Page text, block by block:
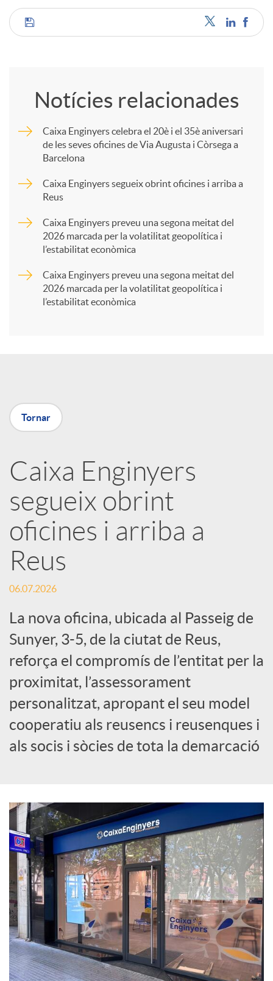
C
t
X
a
r
x
e
s
S
o
c
a
l
s
Notícies relacionades
Caixa Enginyers celebra el 20è i el 35è aniversari
de les seves oficines de Via Augusta i Còrsega a
Barcelona
Caixa Enginyers segueix obrint oficines i arriba a
Reus
Caixa Enginyers preveu una segona meitat del
2026 marcada per la volatilitat geopolítica i
l’estabilitat econòmica
Caixa Enginyers preveu una segona meitat del
2026 marcada per la volatilitat geopolítica i
l’estabilitat econòmica
Tornar
Caixa Enginyers
segueix obrint
oficines i arriba a
Reus
06.07.2026
La nova oficina, ubicada al Passeig de
Sunyer, 3-5, de la ciutat de Reus,
reforça el compromís de l’entitat per la
proximitat, l’assessorament
personalitzat, apropant el seu model
cooperatiu als reusencs i reusenques i
als socis i sòcies de tota la demarcació